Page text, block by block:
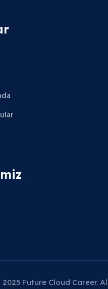
Future Cloud Career.